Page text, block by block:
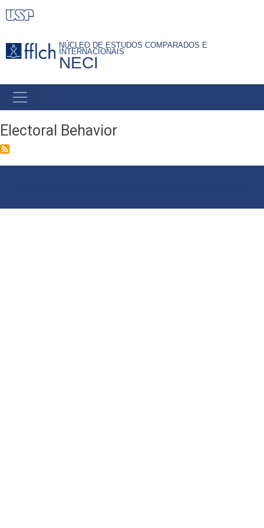
Pular
conteúdo
NÚCLEO DE ESTUDOS COMPARADOS E
INTERNACIONAIS
NECI
PRIMARY
LINKS
Electoral Behavior